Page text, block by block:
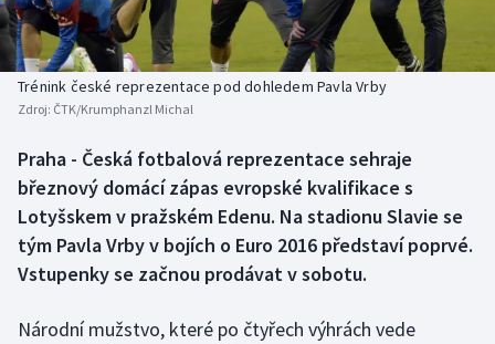
Baseball a softbal
Basketbal
Biatlon
Boby a skeleton
Box
Curling
Dostihy
Soutěže
Historické návraty
Aplikace ČT sport
AZ kvíz
Trénink české reprezentace pod dohledem Pavla Vrby
Zdroj: ČTK/Krumphanzl Michal
Praha - Česká fotbalová reprezentace sehraje
březnový domácí zápas evropské kvalifikace s
Lotyšskem v pražském Edenu. Na stadionu Slavie se
tým Pavla Vrby v bojích o Euro 2016 představí poprvé.
Vstupenky se začnou prodávat v sobotu.
Národní mužstvo, které po čtyřech výhrách vede